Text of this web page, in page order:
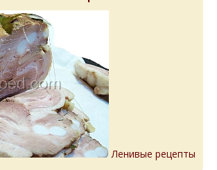
Ленивые рецепты